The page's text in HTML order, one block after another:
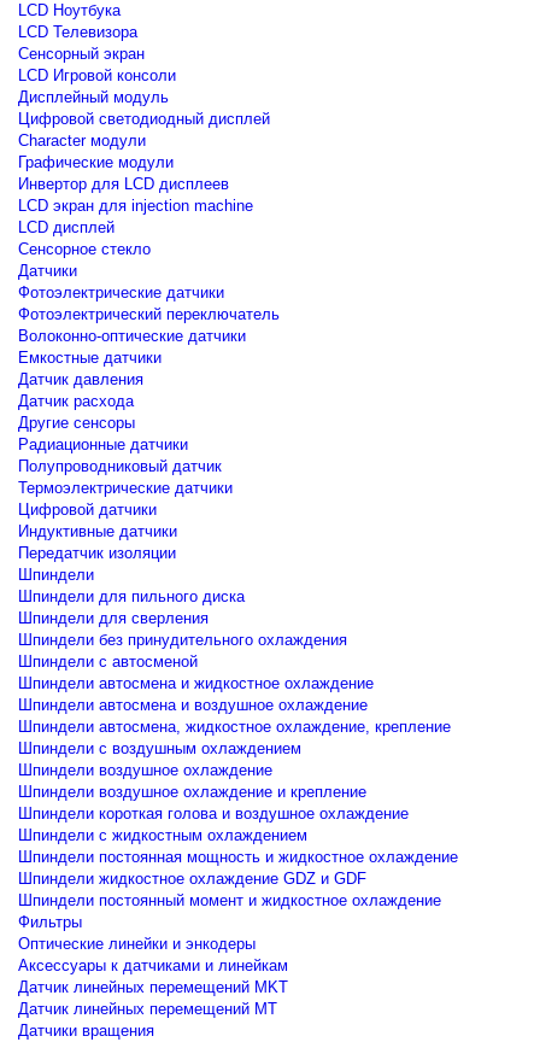
LCD Ноутбука
LCD Телевизора
Сенсорный экран
LCD Игровой консоли
Дисплейный модуль
Цифровой светодиодный дисплей
Сharacter модули
Графические модули
Инвертор для LCD дисплеев
LCD экран для injection machine
LCD дисплей
Сенсорное стекло
Датчики
Фотоэлектрические датчики
Фотоэлектрический переключатель
Волоконно-оптические датчики
Емкостные датчики
Датчик давления
Датчик расхода
Другие сенсоры
Радиационные датчики
Полупроводниковый датчик
Термоэлектрические датчики
Цифровой датчики
Индуктивные датчики
Передатчик изоляции
Шпиндели
Шпиндели для пильного диска
Шпиндели для сверления
Шпиндели без принудительного охлаждения
Шпиндели с автосменой
Шпиндели автосмена и жидкостное охлаждение
Шпиндели автосмена и воздушное охлаждение
Шпиндели автосмена, жидкостное охлаждение, крепление
Шпиндели с воздушным охлаждением
Шпиндели воздушное охлаждение
Шпиндели воздушное охлаждение и крепление
Шпиндели короткая голова и воздушное охлаждение
Шпиндели с жидкостным охлаждением
Шпиндели постоянная мощность и жидкостное охлаждение
Шпиндели жидкостное охлаждение GDZ и GDF
Шпиндели постоянный момент и жидкостное охлаждение
Фильтры
Оптические линейки и энкодеры
Аксессуары к датчиками и линейкам
Датчик линейных перемещений MKT
Датчик линейных перемещений MT
Датчики вращения